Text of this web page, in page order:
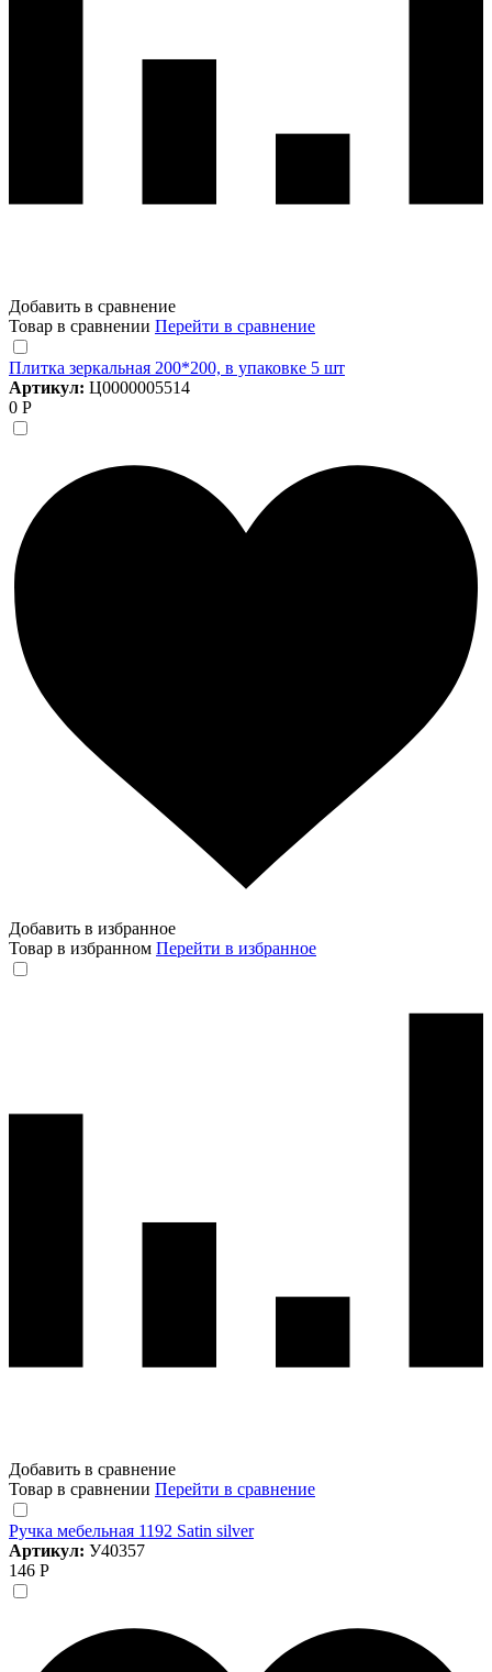
Добавить в сравнение
Товар в сравнении Перейти в сравнение
Плитка зеркальная 200*200, в упаковке 5 шт
Артикул: Ц0000005514
0 Р
Добавить в избранное
Товар в избранном Перейти в избранное
Добавить в сравнение
Товар в сравнении Перейти в сравнение
Ручка мебельная 1192 Satin silver
Артикул: У40357
146 Р